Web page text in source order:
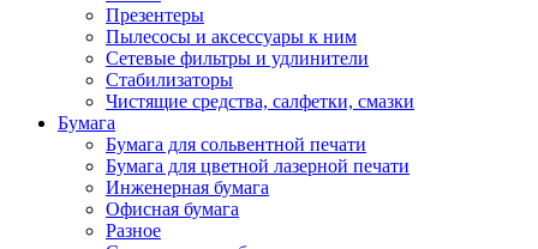
Презентеры
Пылесосы и аксессуары к ним
Сетевые фильтры и удлинители
Стабилизаторы
Чистящие средства, салфетки, смазки
Бумага
Бумага для сольвентной печати
Бумага для цветной лазерной печати
Инженерная бумага
Офисная бумага
Разное